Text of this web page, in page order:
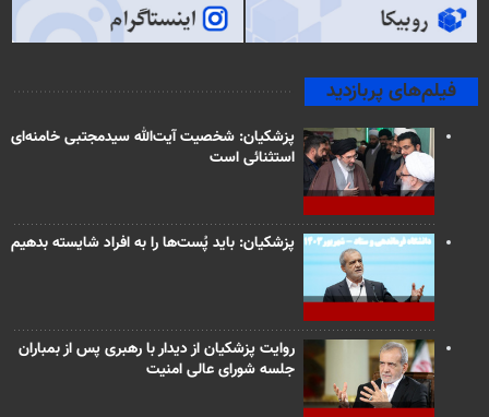
فیلم‌های پربازدید
پزشکیان: شخصیت آیت‌الله سیدمجتبی خامنه‌ای
استثنائی است
پزشکیان: باید پُست‌ها را به افراد شایسته بدهیم
روایت پزشکیان از دیدار با رهبری پس از بمباران
جلسه شورای عالی امنیت